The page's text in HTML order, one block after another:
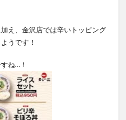
え、金沢店では辛いトッピング
うです！
ね…！